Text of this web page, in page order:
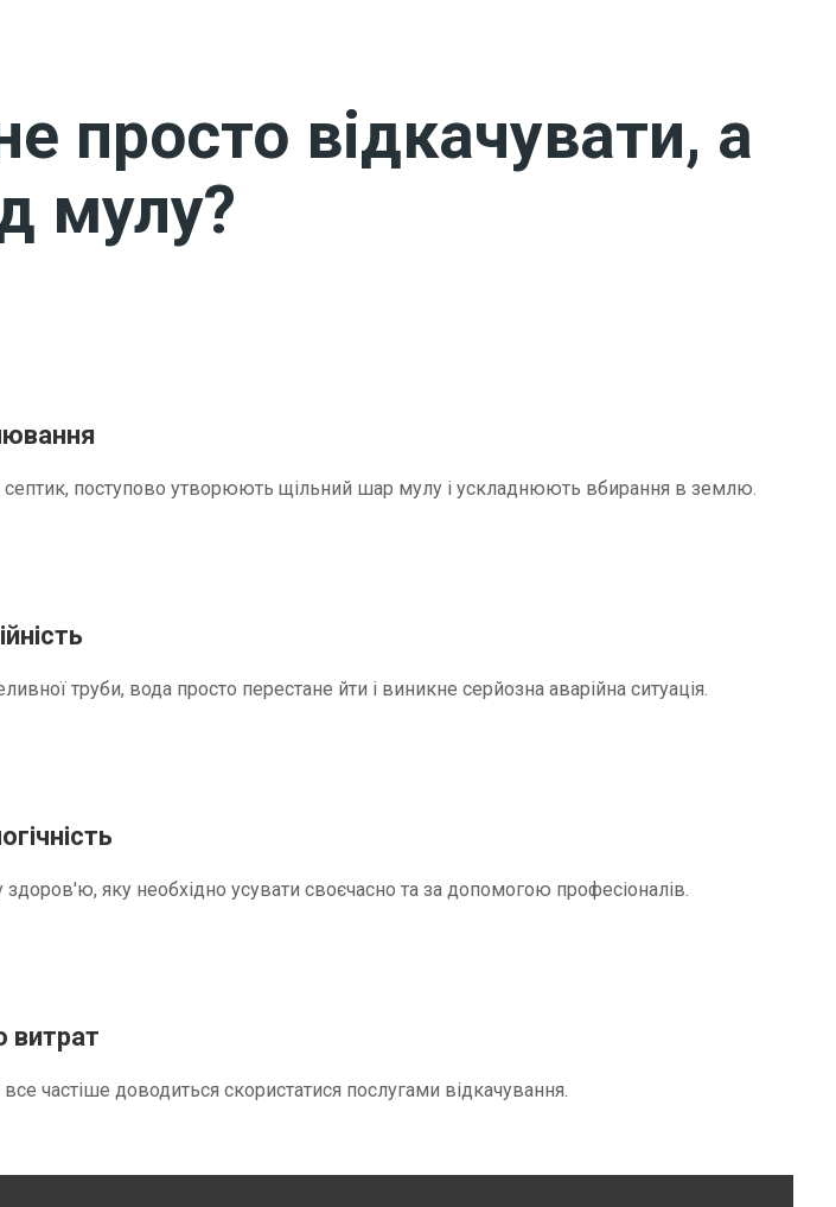
просто відкачувати, а
мулу?
септик, поступово утворюють щільний шар мулу і ускладнюють вбирання в землю.
труби, вода просто перестане йти і виникне серйозна аварійна ситуація.
яку необхідно усувати своєчасно та за допомогою професіоналів.
витрат
частіше доводиться скористатися послугами відкачування.